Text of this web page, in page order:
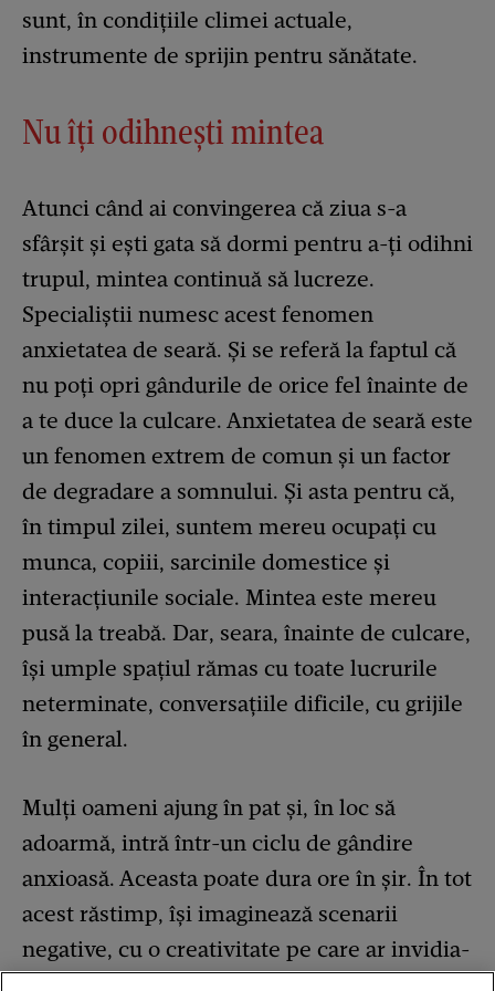
sunt, în condițiile climei actuale,
instrumente de sprijin pentru sănătate.
Nu îți odihnești mintea
Atunci când ai convingerea că ziua s-a
sfârșit și ești gata să dormi pentru a-ți odihni
trupul, mintea continuă să lucreze.
Specialiștii numesc acest fenomen
anxietatea de seară. Și se referă la faptul că
nu poți opri gândurile de orice fel înainte de
a te duce la culcare. Anxietatea de seară este
un fenomen extrem de comun și un factor
de degradare a somnului. Și asta pentru că,
în timpul zilei, suntem mereu ocupați cu
munca, copiii, sarcinile domestice și
interacțiunile sociale. Mintea este mereu
pusă la treabă. Dar, seara, înainte de culcare,
își umple spațiul rămas cu toate lucrurile
neterminate, conversațiile dificile, cu grijile
în general.
Mulți oameni ajung în pat și, în loc să
adoarmă, intră într-un ciclu de gândire
anxioasă. Aceasta poate dura ore în șir. În tot
acest răstimp, își imaginează scenarii
negative, cu o creativitate pe care ar invidia-